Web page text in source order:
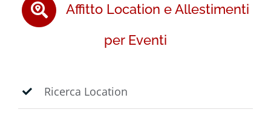
Affitto Location e Allestimenti
per Eventi
Ricerca Location